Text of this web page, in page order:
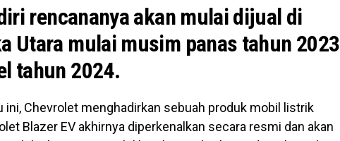
rencananya akan mulai dijual di
Utara mulai musim panas tahun 2023
tahun 2024.
ini, Chevrolet menghadirkan sebuah produk mobil listrik
Blazer EV akhirnya diperkenalkan secara resmi dan akan